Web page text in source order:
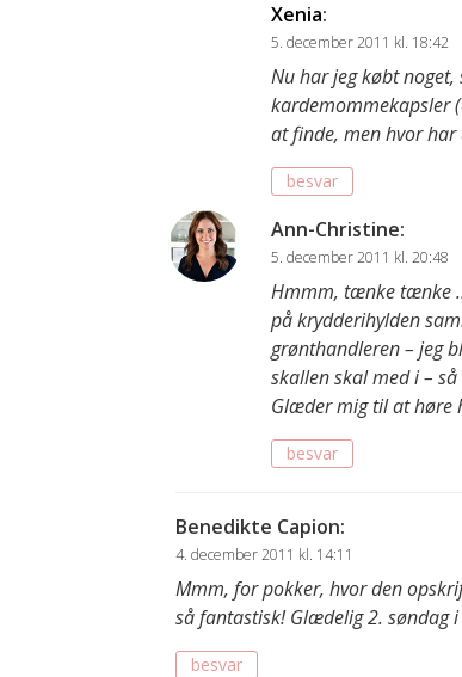
Xenia:
5. december 2011 kl. 18:42
Nu har jeg købt
kardemommekapsler
at finde, men hvor
besvar
Ann-Christine:
5. december 2011 kl. 20:48
Hmmm, tænke tænke
på krydderihylden
grønthandleren – jeg
skallen skal med i –
Glæder mig til at høre
besvar
Benedikte Capion:
4. december 2011 kl. 14:11
Mmm, for pokker, hvor den
så fantastisk! Glædelig 2. søndag i
besvar